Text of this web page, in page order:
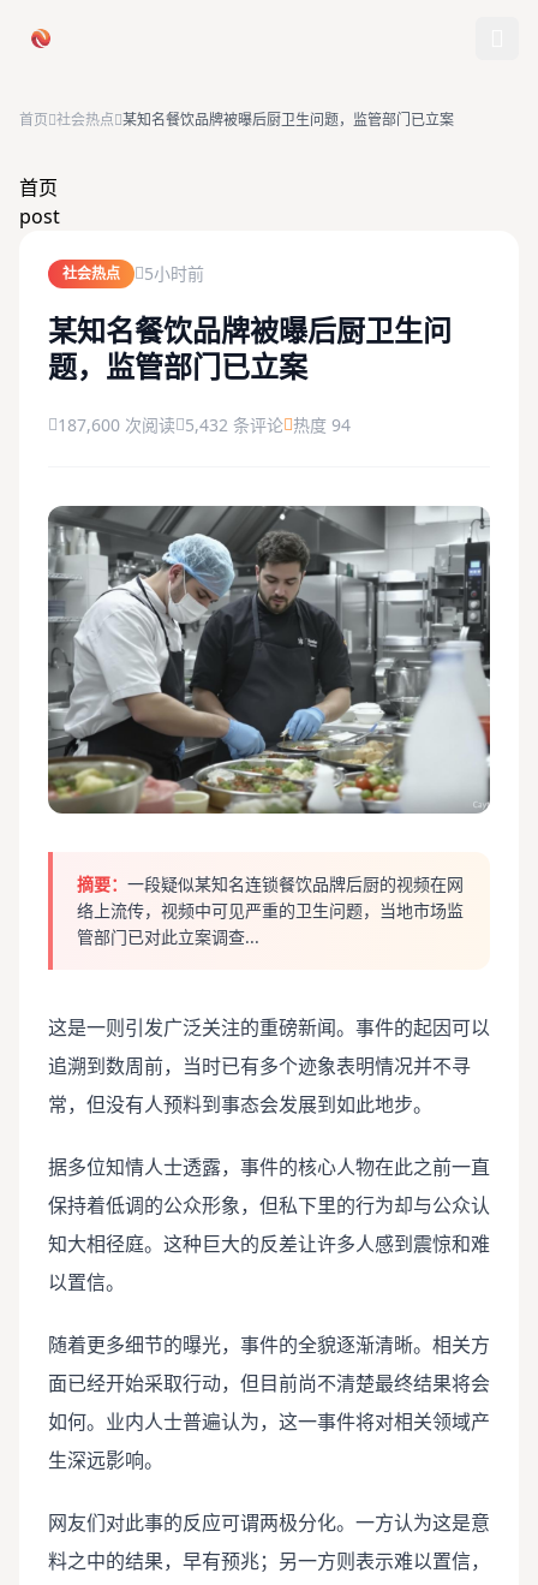
今日爆料
首页 社会热点 某知名餐饮品牌被曝后厨卫生问题，监管部门已立案
首页
post
社会热点 5小时前
某知名餐饮品牌被曝后厨卫生问
题，监管部门已立案
187,600 次阅读 5,432 条评论 热度 94
摘要： 一段疑似某知名连锁餐饮品牌后厨的视频在网
络上流传，视频中可见严重的卫生问题，当地市场监
管部门已对此立案调查...
这是一则引发广泛关注的重磅新闻。事件的起因可以
追溯到数周前，当时已有多个迹象表明情况并不寻
常，但没有人预料到事态会发展到如此地步。
据多位知情人士透露，事件的核心人物在此之前一直
保持着低调的公众形象，但私下里的行为却与公众认
知大相径庭。这种巨大的反差让许多人感到震惊和难
以置信。
随着更多细节的曝光，事件的全貌逐渐清晰。相关方
面已经开始采取行动，但目前尚不清楚最终结果将会
如何。业内人士普遍认为，这一事件将对相关领域产
生深远影响。
网友们对此事的反应可谓两极分化。一方认为这是意
料之中的结果，早有预兆；另一方则表示难以置信，